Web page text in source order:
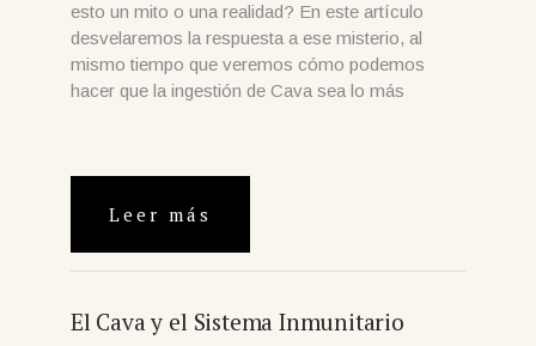
esto un mito o una realidad? En este artículo
desvelaremos la respuesta a ese misterio, al
mismo tiempo que veremos cómo podemos
hacer que la ingestión de Cava sea lo más
Leer más
El Cava y el Sistema Inmunitario